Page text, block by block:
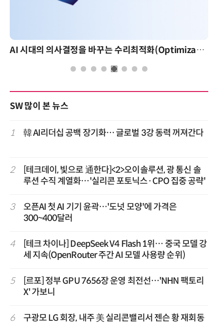
AI 시대의 의사결정을 바꾸는 수리최적화(Optimization): 실제 산업 적용 사례와 활용 전략
SW 많이 본 뉴스
1 韓 AI리더십 공백 장기화… 글로벌 3강 동력 꺼져간다
2
[테크데이, 빛으로 通한다]<2>오이솔루션, 광 통신 솔
루션 수직 계열화…'실리콘 포토닉스·CPO 집중 공략'
3
오픈AI 첫 AI 기기 윤곽…'도넛 모양'에 가격은
300~400달러
4
[테크 차이나] DeepSeek V4 Flash 1위… 중국 모델 강
세 지속(OpenRouter 주간 AI 모델 사용량 순위)
5
[르포] 정부 GPU 7656장 운영 최전선…'NHN 팩토리
X' 가보니
6 구광모 LG 회장, 내주 美 실리콘밸리서 젠슨 황 재회동